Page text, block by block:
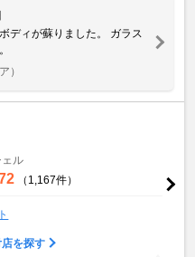
ディが蘇りました。 ガラス
）
ル
（1,167件）
を探す